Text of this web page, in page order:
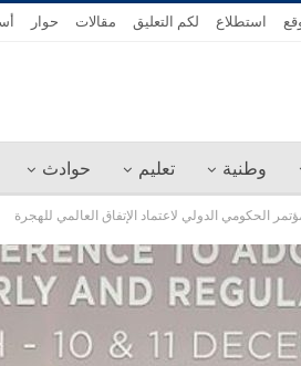
استطلاع لكم التعليق مقالات حوار
وطنية تعليم حوادث
الحكومي الدولي لاعتماد الإتفاق العالمي للهجرة